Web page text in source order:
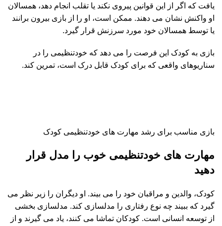
یافت که اگر از این قوانین پیروی نکند یا تقلب انجام دهد، همسالان
او واکنش نشان می دهند. ممکن است، او را از بازی بیرون برانند
یا توسط همسالان خود مورد سرزنش قرار گیرد.
بازی به کودک این فرصت را می دهد که خودتنظیمی را در
سناریوهای واقعی که برای کودک قابل درک است، تمرین کند.
بازی مناسب برای رشد مهارت های خودتنظیمی کودک
مهارت های خودتنظیمی خوب را مدل قرار
دهید
کودک، والدین و مراقبان خود را می بیند. او دیگران را زیر نظر می
گیرد که ببیند چه نوع رفتاری را مدلسازی کند. مدلسازی بخشی
از توسعه انسانی است. کودکان تماشا می کنند، یاد می گیرند و از